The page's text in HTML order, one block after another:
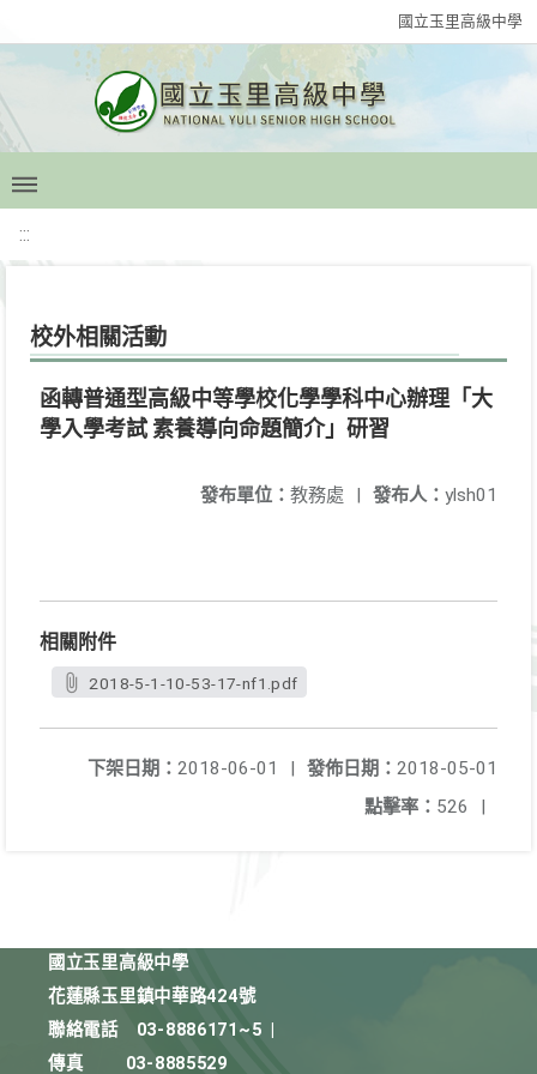
國立玉里高級中學
:::
校外相關活動
函轉普通型高級中等學校化學學科中心辦理「大
學入學考試 素養導向命題簡介」研習
發布人： ylsh01
發布單位： 教務處 |
相關附件
2018-5-1-10-53-17-nf1.pdf
發佈日期： 2018-05-01
下架日期： 2018-06-01
|
點擊率： 526 |
國立玉里高級中學
花蓮縣玉里鎮中華路424號
聯絡電話
03-8886171~5
傳真
03-8885529